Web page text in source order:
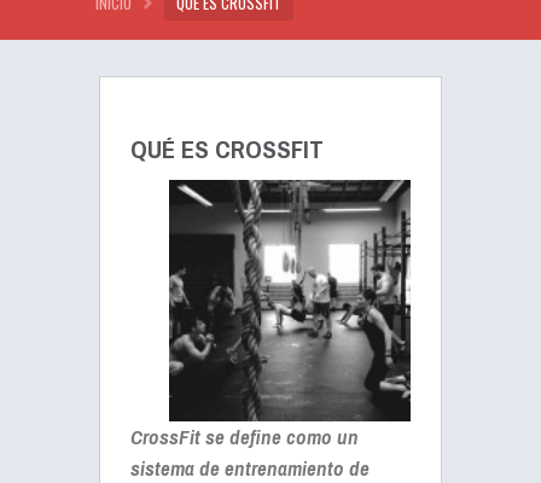
QUÉ ES CROSSFIT
CrossFit se define como un
sistema de entrenamiento de